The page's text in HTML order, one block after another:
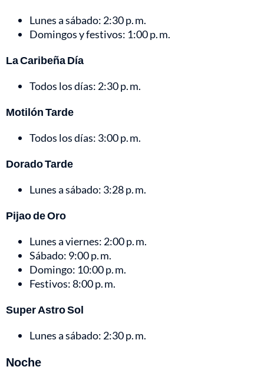
Lunes a sábado: 2:30 p. m.
Domingos y festivos: 1:00 p. m.
La Caribeña Día
Todos los días: 2:30 p. m.
Motilón Tarde
Todos los días: 3:00 p. m.
Dorado Tarde
Lunes a sábado: 3:28 p. m.
Pijao de Oro
Lunes a viernes: 2:00 p. m.
Sábado: 9:00 p. m.
Domingo: 10:00 p. m.
Festivos: 8:00 p. m.
Super Astro Sol
Lunes a sábado: 2:30 p. m.
Noche